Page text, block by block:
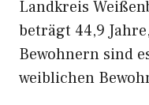
Landkreis
beträgt 44,9
Bewohnern sind
weiblichen